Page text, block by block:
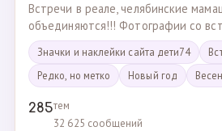
Встречи в реале, челябинские
объединяются!!! Фотографии со
Значки и наклейки сайта дети74
Редко, но метко
Новый год
285тем
32 625 сообщений